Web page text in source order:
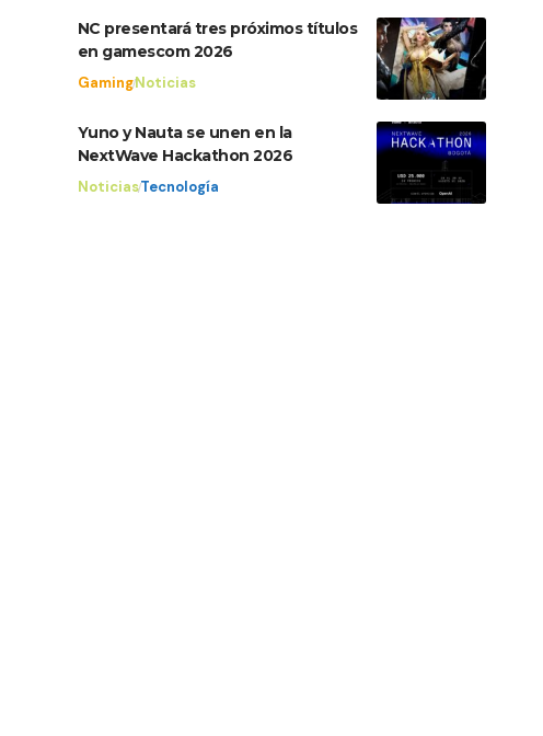
NC presentará tres próximos títulos
en gamescom 2026
GamingNoticias
Yuno y Nauta se unen en la
NextWave Hackathon 2026
NoticiasTecnología